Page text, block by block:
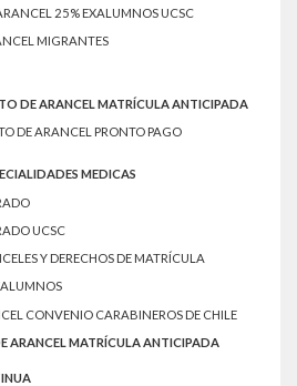
25% EXALUMNOS UCSC
MIGRANTES
DE ARANCEL MATRÍCULA ANTICIPADA
DE ARANCEL PRONTO PAGO
MEDICAS
UCSC
Y DERECHOS DE MATRÍCULA
CONVENIO CARABINEROS DE CHILE
ARANCEL MATRÍCULA ANTICIPADA